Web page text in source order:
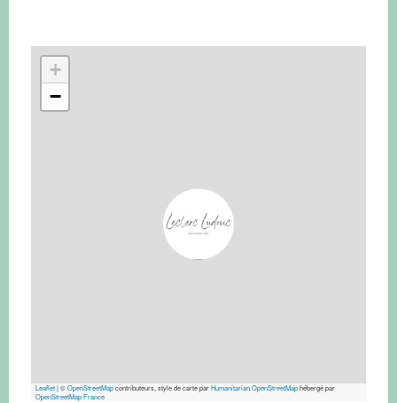
+
−
Leaflet|©OpenStreetMapcontributeurs, style de carte parHumanitarian OpenStreetMaphébergé par
OpenStreetMap France